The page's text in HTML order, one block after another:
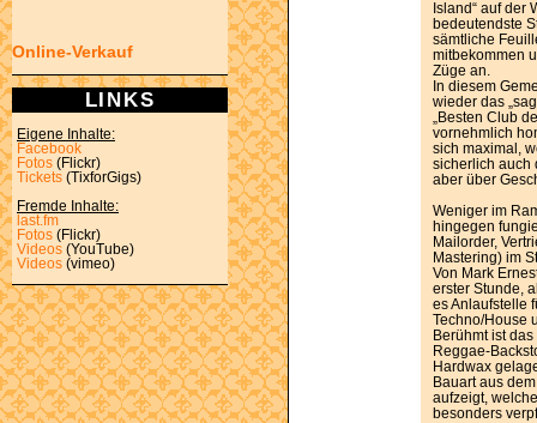
Online-Verkauf
LINKS
Eigene Inhalte:
Facebook
Fotos (Flickr)
Tickets (TixforGigs)
Fremde Inhalte:
last.fm
Fotos (Flickr)
Videos (YouTube)
Videos (vimeo)
Island“ auf der
bedeutendste
sämtliche
mitbekommen
Züge an.
In diesem
wieder das
„Besten Club
vornehmlich
sich maximal,
sicherlich auch
aber über
Weniger im
hingegen
Mailorder,
Mastering) im
Von Mark
erster Stunde,
es Anlaufstelle
Techno/House
Berühmt ist
Reggae-
Hardwax
Bauart aus
aufzeigt,
besonders